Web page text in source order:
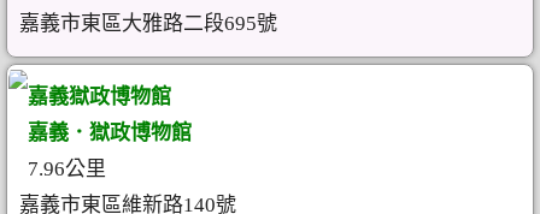
嘉義市東區大雅路二段695號
嘉義獄政博物館
嘉義．獄政博物館
7.96公里
嘉義市東區維新路140號